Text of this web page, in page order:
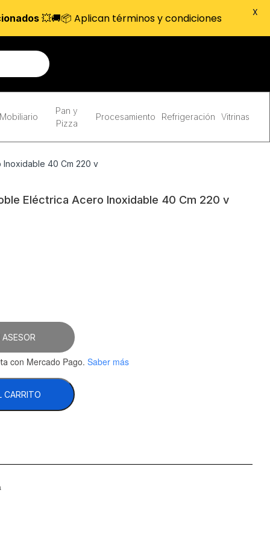
Mobiliario
Pan y
Pizza
Procesamiento Refrigeración Vitrinas
Inoxidable 40 Cm 220 v
Eléctrica Acero Inoxidable 40 Cm 220 v
con Mercado Pago. Saber más
CARRITO
💥🚚📦 Aplican términos y condiciones X